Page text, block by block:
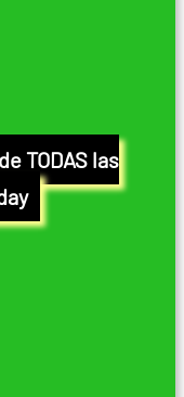
TODAS las